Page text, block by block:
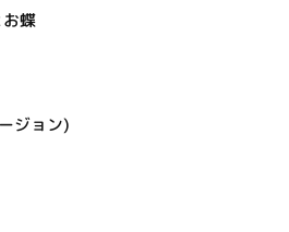
蝶
ジョン)